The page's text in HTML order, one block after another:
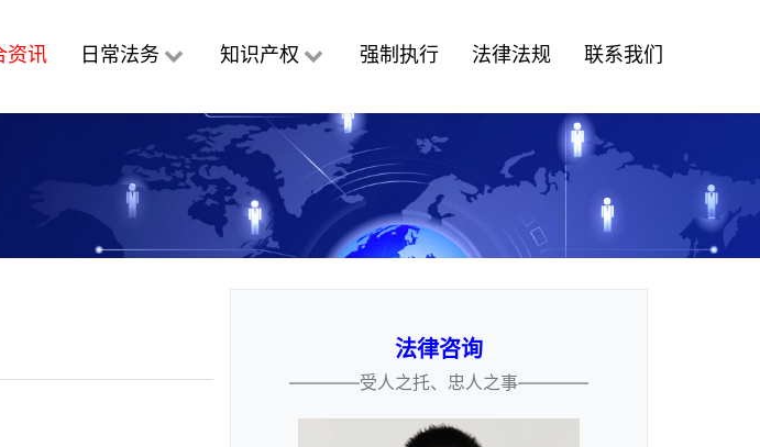
资讯 日常法务 知识产权 强制执行 法律法规 联系我们
法律咨询
————受人之托、忠人之事————